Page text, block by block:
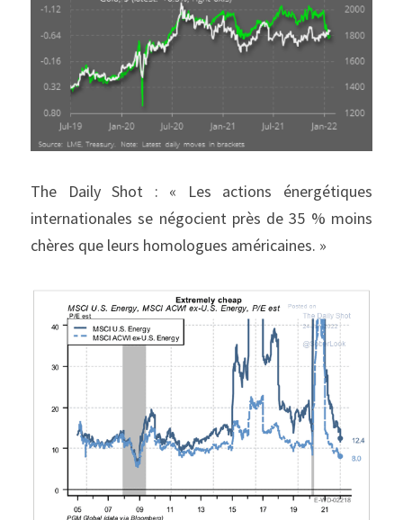
The Daily Shot : « Les actions énergétiques
internationales se négocient près de 35 % moins
chères que leurs homologues américaines. »